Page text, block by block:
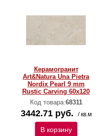
Керамогранит
Art&Natura Una Pietra
Nordix Pearl 9 mm
Rustic Carving 60х120
Код товара:68311
3442.71 руб. / кв.м
В корзину